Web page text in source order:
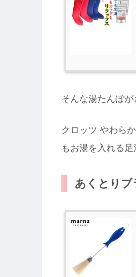
そんな湯たんぽが
クロッツ やわら
もお湯を入れる足
あくとりブ